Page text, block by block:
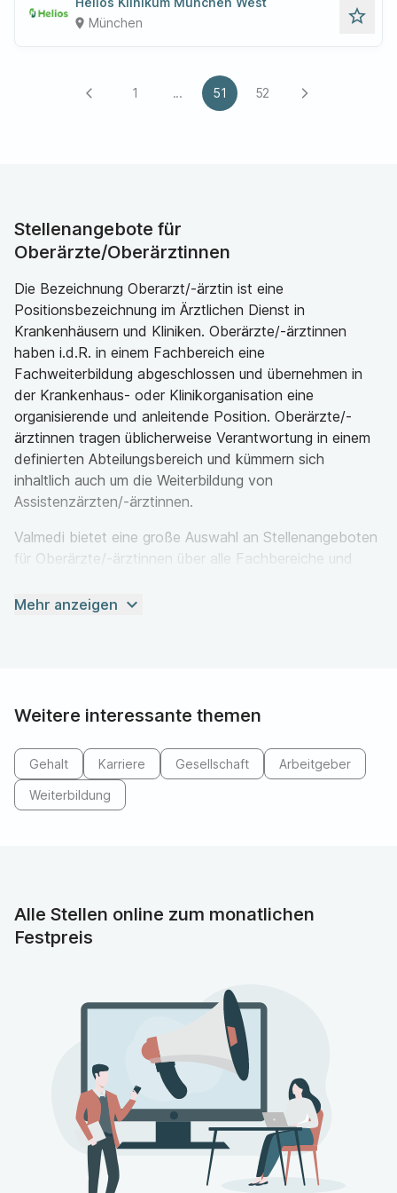
place München star_outline
arrow_back_ios 1 ... 51 52 arrow_forward_ios
Stellenangebote für
Oberärzte/Oberärztinnen
Die Bezeichnung Oberarzt/-ärztin ist eine
Positionsbezeichnung im Ärztlichen Dienst in
Krankenhäusern und Kliniken. Oberärzte/-ärztinnen
haben i.d.R. in einem Fachbereich eine
Fachweiterbildung abgeschlossen und übernehmen in
der Krankenhaus- oder Klinikorganisation eine
organisierende und anleitende Position. Oberärzte/-
ärztinnen tragen üblicherweise Verantwortung in einem
definierten Abteilungsbereich und kümmern sich
inhaltlich auch um die Weiterbildung von
Assistenzärzten/-ärztinnen.
Valmedi bietet eine große Auswahl an Stellenangeboten
für Oberärzte/-ärztinnen über alle Fachbereiche und
wichtigen Informationen zur Aufgabe, zum
operative Leitung einer Funktionseinheit oder Station,
sondern auch aktiv in die Weiterentwicklung des
Leistungsspektrums von Kliniken eingebunden. Eine
Oberärzte/-ärztinnen nicht direkt in Nacht- und
Wochenenddienste eingebunden, stehen jedoch
organisatorisch auf Abruf zur Verfügung.
Oberärzten/-ärztinnen oft eine Promotion oder
Habilitation gefordert. Dies hängt damit zusammen,
dass Oberärzte/-ärztinnen die fachliche Aufsicht und
Weiterbildung für die Ärzte/-ärztinnen in Weiterbildung
koordinieren. Von Oberärzten/-ärztinnen wird immer
eine Fachweiterbildung und i.d.R. auch
Berufserfahrung gefordert.
Leitende Oberärzte/-ärztinnen haben eine besondere
und herausragende Verantwortung. Oft ist die
Mehr anzeigen expand_more
Weitere interessante themen
Gehalt Karriere Gesellschaft Arbeitgeber
Weiterbildung
Alle Stellen online zum monatlichen
Festpreis